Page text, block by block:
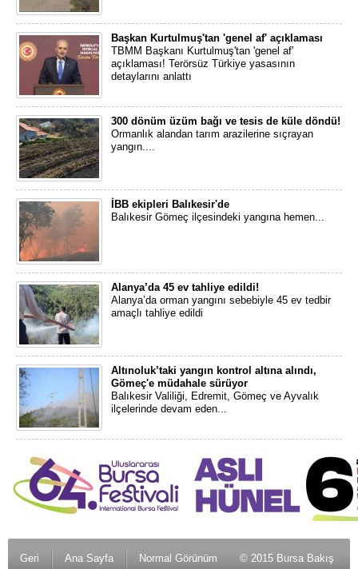
Başkan Kurtulmuş'tan 'genel af' açıklaması
TBMM Başkanı Kurtulmuş'tan 'genel af'
açıklaması! Terörsüz Türkiye yasasının
detaylarını anlattı
300 dönüm üzüm bağı ve tesis de küle döndü!
Ormanlık alandan tarım arazilerine sıçrayan
yangın....
İBB ekipleri Balıkesir'de
Balıkesir Gömeç ilçesindeki yangına hemen...
Alanya’da 45 ev tahliye edildi!
Alanya’da orman yangını sebebiyle 45 ev tedbir
amaçlı tahliye edildi
Altınoluk’taki yangın kontrol altına alındı,
Gömeç'e müdahale sürüyor
Balıkesir Valiliği, Edremit, Gömeç ve Ayvalık
ilçelerinde devam eden...
Geri Ana Sayfa Normal Görünüm © 2015 Bursa Bakış